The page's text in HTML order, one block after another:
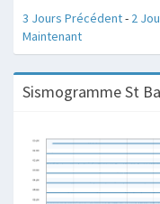
3 Jours Précédent- 2
Maintenant
Sismogramme St